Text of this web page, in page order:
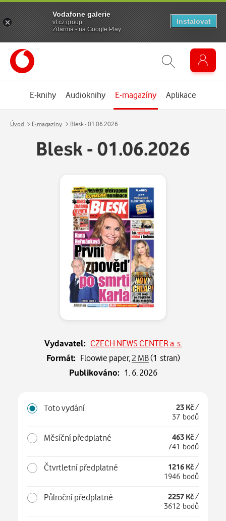
E-knihy Audioknihy E-magazíny Aplikace
Úvod E-magazíny Blesk - 01.06.2026
Blesk - 01.06.2026
Vydavatel: CZECH NEWS CENTER a. s.
Formát: Floowie paper, 2 MB(1 stran)
Publikováno: 1. 6. 2026
Toto vydání 23 Kč/
37 bodů
Měsíční předplatné 463 Kč/
741 bodů
Čtvrtletní předplatné 1216 Kč/
1946 bodů
Půlroční předplatné 2257 Kč/
3612 bodů
Vodafone galerie
vf.cz.group
Zdarma - na Google Play
Instalovat